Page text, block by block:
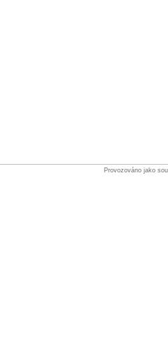
Provozováno jako